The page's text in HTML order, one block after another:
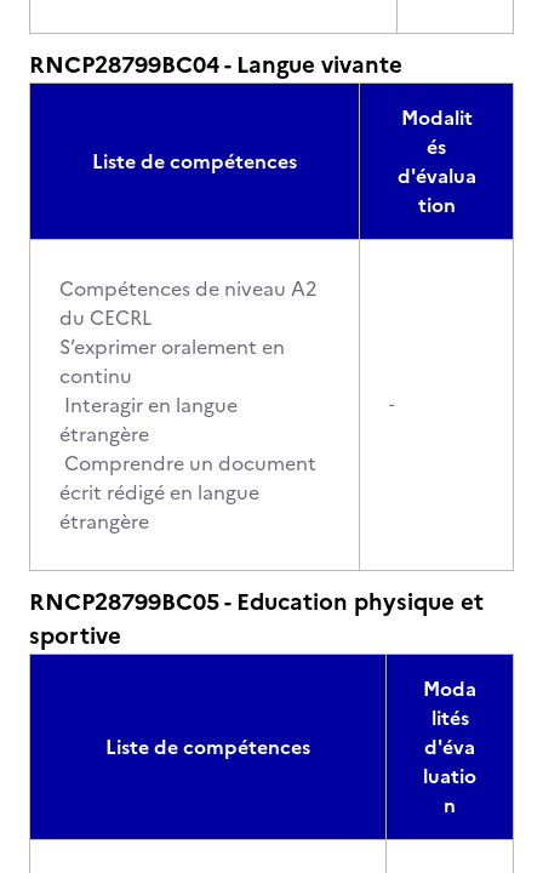
RNCP28799BC04 - Langue vivante
Liste de compétences
Modalit
és
d'évalua
tion
Compétences de niveau A2
du CECRL
S’exprimer oralement en
continu
Interagir en langue
étrangère
Comprendre un document
écrit rédigé en langue
étrangère
-
RNCP28799BC05 - Education physique et
sportive
Liste de compétences
Moda
lités
d'éva
luatio
n